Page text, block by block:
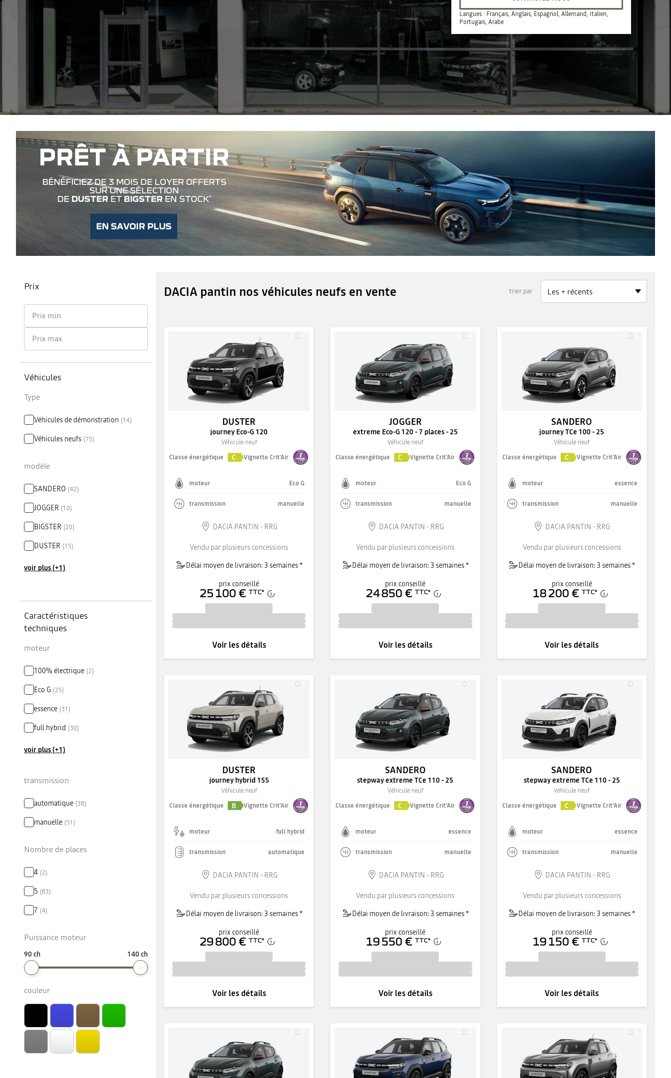
dimanche
Fermé
Langues : Français, Anglais, Espagnol, Allemand, Italien,
Portugais, Arabe
Prix
Prix min
Prix max
Véhicules
Type
Véhicules de démonstration (14)
Véhicules neufs (75)
modèle
SANDERO (42)
JOGGER (10)
BIGSTER (20)
DUSTER (15)
voir plus (+1)
Caractéristiques
techniques
moteur
100% électrique (2)
Eco G (25)
essence (31 )
full hybrid (30)
voir plus (+1)
transmission
automatique (38)
manuelle (51 )
Nombre de places
4 (2)
5 (83)
7 (4)
Puissance moteur
90 ch 140 ch
couleur
DACIA pantin nos véhicules neufs en vente trier par
DUSTER
journey Eco-G 120
Véhicule neuf
Classe énergétique
C Vignette Crit'Air
moteur Eco G
transmission manuelle
DACIA PANTIN - RRG
Vendu par plusieurs concessions
Délai moyen de livraison: 3 semaines *
prix conseillé
25 100 € TTC*
Voir les détails
JOGGER
extreme Eco-G 120 - 7 places - 25
Véhicule neuf
Classe énergétique
C Vignette Crit'Air
moteur Eco G
transmission manuelle
DACIA PANTIN - RRG
Vendu par plusieurs concessions
Délai moyen de livraison: 3 semaines *
prix conseillé
24 850 € TTC*
Voir les détails
SANDERO
journey TCe 100 - 25
Véhicule neuf
Classe énergétique
C Vignette Crit'Air
moteur essence
transmission manuelle
DACIA PANTIN - RRG
Vendu par plusieurs concessions
Délai moyen de livraison: 3 semaines *
prix conseillé
18 200 € TTC*
Voir les détails
DUSTER
journey hybrid 155
Véhicule neuf
Classe énergétique
B Vignette Crit'Air
moteur full hybrid
transmission automatique
DACIA PANTIN - RRG
Vendu par plusieurs concessions
Délai moyen de livraison: 3 semaines *
prix conseillé
29 800 € TTC*
Voir les détails
SANDERO
stepway extreme TCe 110 - 25
Véhicule neuf
Classe énergétique
C Vignette Crit'Air
moteur essence
transmission manuelle
DACIA PANTIN - RRG
Vendu par plusieurs concessions
Délai moyen de livraison: 3 semaines *
prix conseillé
19 550 € TTC*
Voir les détails
SANDERO
stepway extreme TCe 110 - 25
Véhicule neuf
Classe énergétique
C Vignette Crit'Air
moteur essence
transmission manuelle
DACIA PANTIN - RRG
Vendu par plusieurs concessions
Délai moyen de livraison: 3 semaines *
prix conseillé
19 150 € TTC*
Voir les détails